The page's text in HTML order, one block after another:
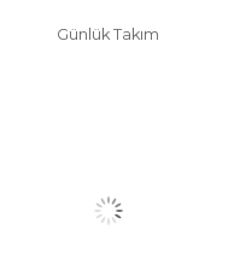
Günlük Takım